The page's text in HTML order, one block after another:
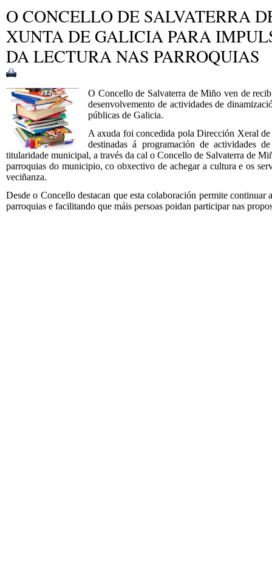
O CONCELLO DE SALVATERRA
XUNTA DE GALICIA PARA
DA LECTURA NAS PARROQUIAS
O Concello de Salvaterra de Miño ven de
desenvolvemento de actividades de
públicas de Galicia.
A axuda foi concedida pola Dirección Xeral
destinadas á programación de actividades
titularidade municipal, a través da cal o Concello de Salvaterra de
parroquias do municipio, co obxectivo de achegar a cultura e os
veciñanza.
Desde o Concello destacan que esta colaboración permite
parroquias e facilitando que máis persoas poidan participar nas